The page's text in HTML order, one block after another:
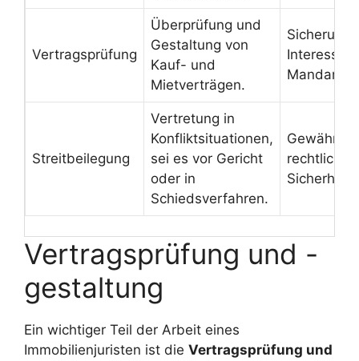
Vertragsprüfung
Überprüfung und
Gestaltung von
Kauf- und
Mietverträgen.
Sicherung
Interessen
Streitbeilegung
Vertretung in
Konfliktsituationen,
sei es vor Gericht
oder in
Schiedsverfahren.
rechtlicher
Sicherheit.
Vertragsprüfung und -
gestaltung
Ein wichtiger Teil der Arbeit eines
Immobilienjuristen ist die Vertragsprüfung und